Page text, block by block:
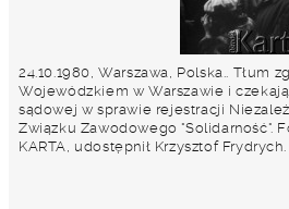
24.10.1980, Warszawa, Polska.. Tłum
Wojewódzkiem w Warszawie i
sądowej w sprawie rejestracji
Związku Zawodowego "Solidarność".
KARTA, udostępnił Krzysztof Frydrych.